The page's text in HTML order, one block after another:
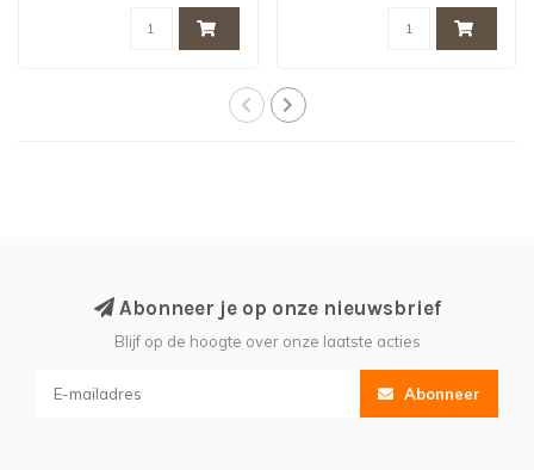
Abonneer je op onze nieuwsbrief
Blijf op de hoogte over onze laatste acties
Abonneer